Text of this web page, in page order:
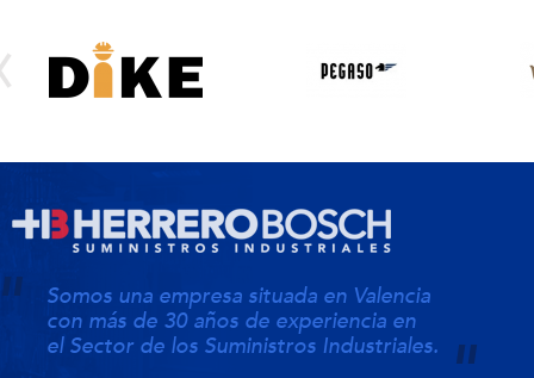
Somos una empresa situada en Valencia
con más de 30 años de experiencia en
el Sector de los Suministros Industriales.